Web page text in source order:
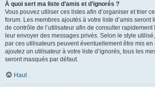
À quoi sert ma liste d’amis et d’ignorés ?
Vous pouvez utiliser ces listes afin d’organiser et trier
forum. Les membres ajoutés à votre liste d’amis seront
de contrôle de l’utilisateur afin de consulter rapidement
leur envoyer des messages privés. Selon le style
par ces utilisateurs peuvent éventuellement être mis
ajoutez un utilisateur à votre liste d’ignorés, tous les
seront masqués par défaut.
Haut